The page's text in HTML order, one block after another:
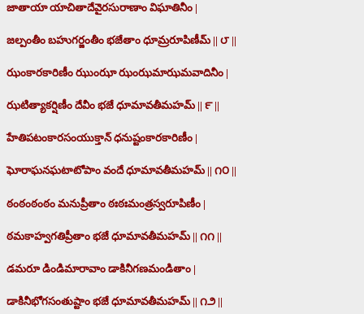
జాతాయా యాచితాదేవైరసురాణాం విఘాతినీం |
జల్పంతీం బహుగర్జంతీం భజేతాం ధూమ్రరూపిణీమ్ || ౮ ||
ఝంకారకారిణీం ఝుంఝా ఝంఝమాఝమవాదినీం |
ఝటిత్యాకర్షిణీం దేవీం భజే ధూమావతీమహమ్ || ౯ ||
హేతిపటంకారసంయుక్తాన్ ధనుష్టంకారకారిణీం |
ఘోరాఘనఘటాటోపాం వందే ధూమావతీమహమ్ || ౧౦ ||
ఠంఠంఠంఠం మనుప్రీతాం ఠఃఠఃమంత్రస్వరూపిణీం |
ఠమకాహ్వగతిప్రీతాం భజే ధూమావతీమహమ్ || ౧౧ ||
డమరూ డిండిమారావాం డాకినీగణమండితాం |
డాకినీభోగసంతుష్టాం భజే ధూమావతీమహమ్ || ౧౨ ||